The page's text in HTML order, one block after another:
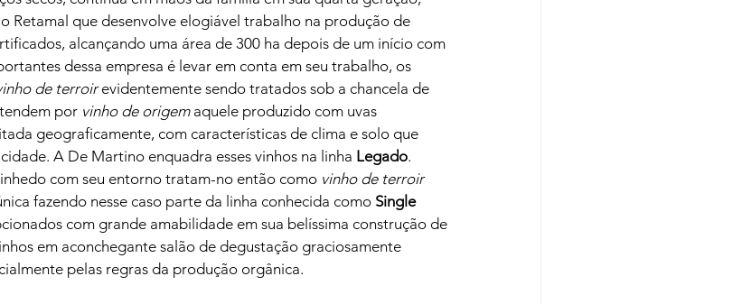
Retamal que desenvolve elogiável trabalho na produção de
alcançando uma área de 300 ha depois de um início com
dessa empresa é levar em conta em seu trabalho, os
de terroir evidentemente sendo tratados sob a chancela de
por vinho de origem aquele produzido com uvas
geograficamente, com características de clima e solo que
A De Martino enquadra esses vinhos na linha Legado.
com seu entorno tratam-no então como vinho de terroir
fazendo nesse caso parte da linha conhecida como Single
com grande amabilidade em sua belíssima construção de
em aconchegante salão de degustação graciosamente
pelas regras da produção orgânica.